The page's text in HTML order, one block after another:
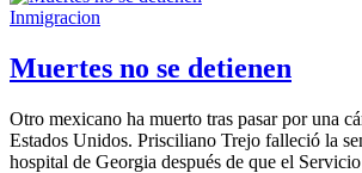
Inmigracion
Muertes no se detienen
Otro mexicano ha muerto tras pasar por una
Estados Unidos. Prisciliano Trejo falleció la
hospital de Georgia después de que el